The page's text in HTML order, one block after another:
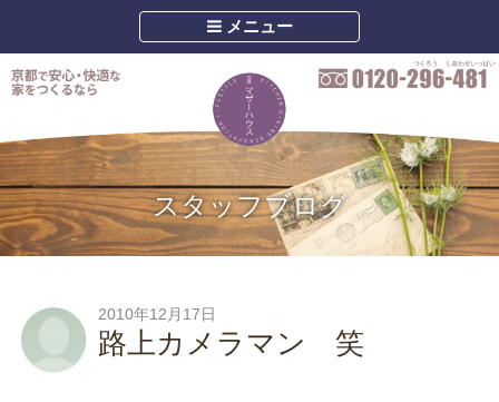
メニュー
スタッフブログ
2010年12月17日
路上カメラマン 笑